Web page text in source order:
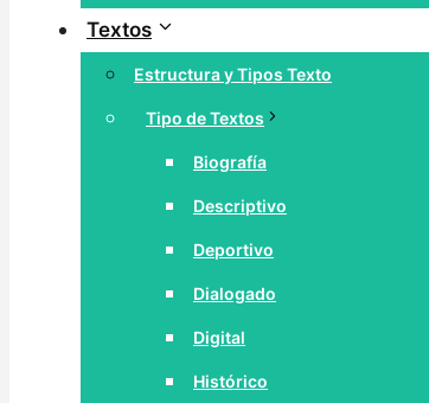
Textos
Estructura y Tipos Texto
Tipo de Textos
Biografía
Descriptivo
Deportivo
Dialogado
Digital
Histórico